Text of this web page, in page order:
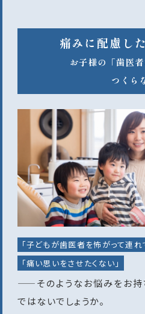
痛みに配慮し
お子様の「歯医
つくら
「子どもが歯医者を怖がって連れ
「痛い思いをさせたくない」
——そのようなお悩みをお持
ではないでしょうか。